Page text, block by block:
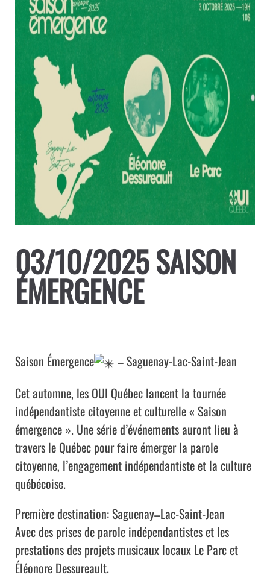
03/10/2025 SAISON
ÉMERGENCE
Saison Émergence
– Saguenay-Lac-Saint-Jean
Cet automne, les OUI Québec lancent la tournée
indépendantiste citoyenne et culturelle « Saison
émergence ». Une série d’événements auront lieu à
travers le Québec pour faire émerger la parole
citoyenne, l’engagement indépendantiste et la culture
québécoise.
Première destination: Saguenay–Lac-Saint-Jean
Avec des prises de parole indépendantistes et les
prestations des projets musicaux locaux Le Parc et
Éléonore Dessureault.